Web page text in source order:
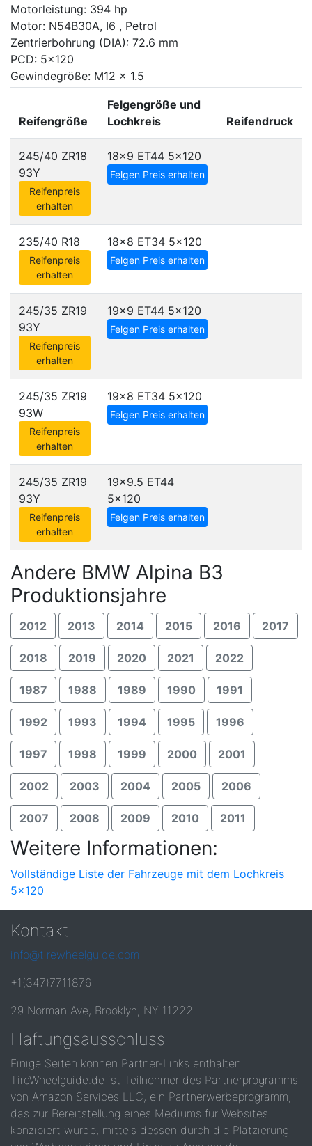
Motorleistung: 394 hp
Motor: N54B30A, I6 , Petrol
Zentrierbohrung (DIA): 72.6 mm
PCD: 5x120
Gewindegröße: M12 x 1.5
Reifengröße
Felgengröße und
Lochkreis
Reifendruck
245/40 ZR18
93Y
Reifenpreis
erhalten
18x9 ET44 5x120
Felgen Preis erhalten
235/40 R18
Reifenpreis
erhalten
18x8 ET34 5x120
Felgen Preis erhalten
245/35 ZR19
93Y
Reifenpreis
erhalten
19x9 ET44 5x120
Felgen Preis erhalten
245/35 ZR19
93W
Reifenpreis
erhalten
19x8 ET34 5x120
Felgen Preis erhalten
245/35 ZR19
93Y
Reifenpreis
erhalten
19x9.5 ET44
5x120
Felgen Preis erhalten
Andere BMW Alpina B3
Produktionsjahre
2012 2013 2014 2015 2016 2017
2018 2019 2020 2021 2022
1987 1988 1989 1990 1991
1992 1993 1994 1995 1996
1997 1998 1999 2000 2001
2002 2003 2004 2005 2006
2007 2008 2009 2010 2011
Weitere Informationen:
Vollständige Liste der Fahrzeuge mit dem Lochkreis
5x120
Kontakt
info@tirewheelguide.com
+1(347)7711876
29 Norman Ave, Brooklyn, NY 11222
Haftungsausschluss
Einige Seiten können Partner-Links enthalten.
TireWheelguide.de ist Teilnehmer des Partnerprogramms
von Amazon Services LLC, ein Partnerwerbeprogramm,
das zur Bereitstellung eines Mediums für Websites
konzipiert wurde, mittels dessen durch die Platzierung